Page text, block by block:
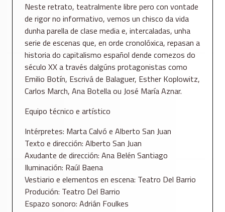
Neste retrato, teatralmente libre pero con vontade
de rigor no informativo, vemos un chisco da vida
dunha parella de clase media e, intercaladas, unha
serie de escenas que, en orde cronolóxica, repasan a
historia do capitalismo español dende comezos do
século XX a través dalgúns protagonistas como
Emilio Botín, Escrivá de Balaguer, Esther Koplowitz,
Carlos March, Ana Botella ou José María Aznar.
Equipo técnico e artístico
Intérpretes: Marta Calvó e Alberto San Juan
Texto e dirección: Alberto San Juan
Axudante de dirección: Ana Belén Santiago
Iluminación: Raúl Baena
Vestiario e elementos en escena: Teatro Del Barrio
Produción: Teatro Del Barrio
Espazo sonoro: Adrián Foulkes